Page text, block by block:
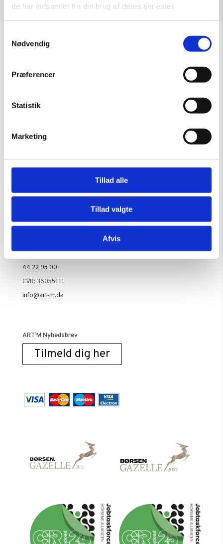
de har indsamlet fra din brug af deres tjenester.
Nødvendig
Præferencer
Statistik
Marketing
Tillad alle
Tillad valgte
Afvis
Åbningstider
Kontakt galleriet for åbningstider efter aftale.
ARTM ApS
8700 Horsens
44 22 95 00
CVR: 36055111
info@art-m.dk
ART’M Nyhedsbrev
Tilmeld dig her